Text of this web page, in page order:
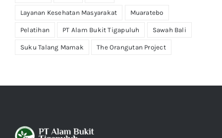
Layanan Kesehatan Masyarakat Muaratebo
Pelatihan PT Alam Bukit Tigapuluh Sawah Bali
Suku Talang Mamak The Orangutan Project